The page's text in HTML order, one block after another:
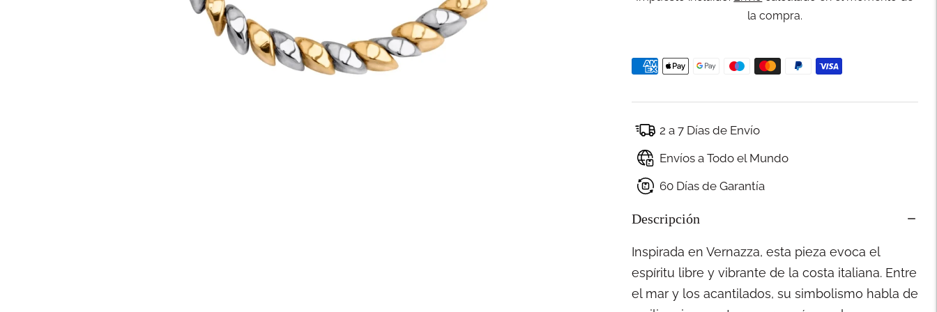
la compra.
2 a 7 Días de Envío
Envíos a Todo el Mundo
60 Días de Garantía
Descripción
Inspirada en Vernazza, esta pieza evoca el
espíritu libre y vibrante de la costa italiana. Entre
el mar y los acantilados, su simbolismo habla de